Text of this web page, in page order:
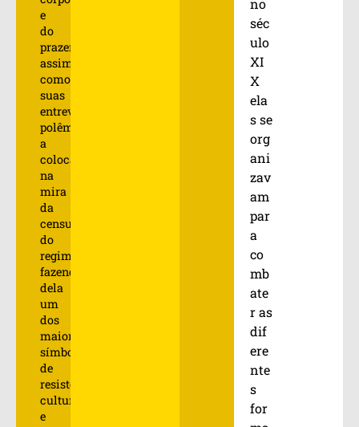
e
do
prazer,
assim
como
suas
entrevistas
polêmicas,
a
colocaram
na
mira
da
censura
do
regime,
fazendo
dela
um
dos
maiores
símbolos
de
resistência
cultural
e
no
séc
ulo
XI
X
ela
s se
org
ani
zav
am
par
a
co
mb
ate
r as
dif
ere
nte
s
for